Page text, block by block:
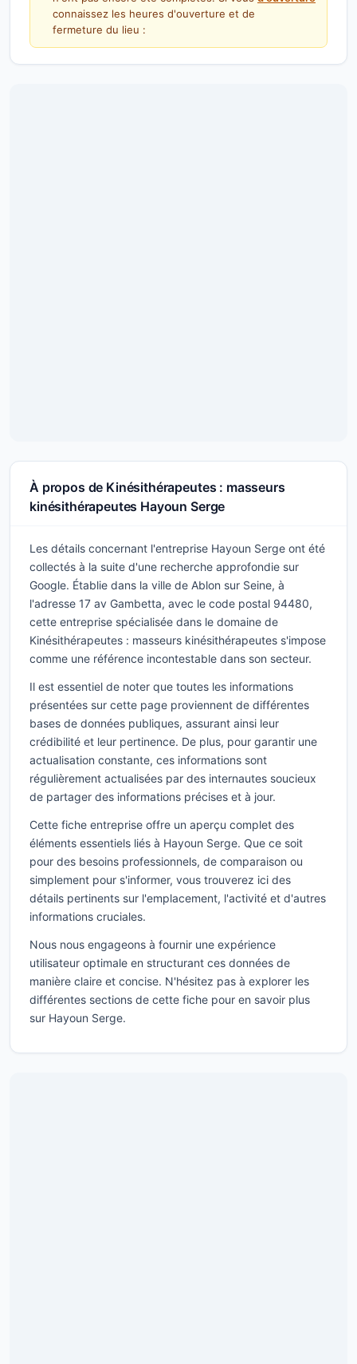
connaissez les heures d'ouverture et de
fermeture du lieu :
À propos de Kinésithérapeutes : masseurs
kinésithérapeutes Hayoun Serge
Les détails concernant l'entreprise Hayoun Serge ont été
collectés à la suite d'une recherche approfondie sur
Google. Établie dans la ville de Ablon sur Seine, à
l'adresse 17 av Gambetta, avec le code postal 94480,
cette entreprise spécialisée dans le domaine de
Kinésithérapeutes : masseurs kinésithérapeutes s'impose
comme une référence incontestable dans son secteur.
Il est essentiel de noter que toutes les informations
présentées sur cette page proviennent de différentes
bases de données publiques, assurant ainsi leur
crédibilité et leur pertinence. De plus, pour garantir une
actualisation constante, ces informations sont
régulièrement actualisées par des internautes soucieux
de partager des informations précises et à jour.
Cette fiche entreprise offre un aperçu complet des
éléments essentiels liés à Hayoun Serge. Que ce soit
pour des besoins professionnels, de comparaison ou
simplement pour s'informer, vous trouverez ici des
détails pertinents sur l'emplacement, l'activité et d'autres
informations cruciales.
Nous nous engageons à fournir une expérience
utilisateur optimale en structurant ces données de
manière claire et concise. N'hésitez pas à explorer les
différentes sections de cette fiche pour en savoir plus
sur Hayoun Serge.